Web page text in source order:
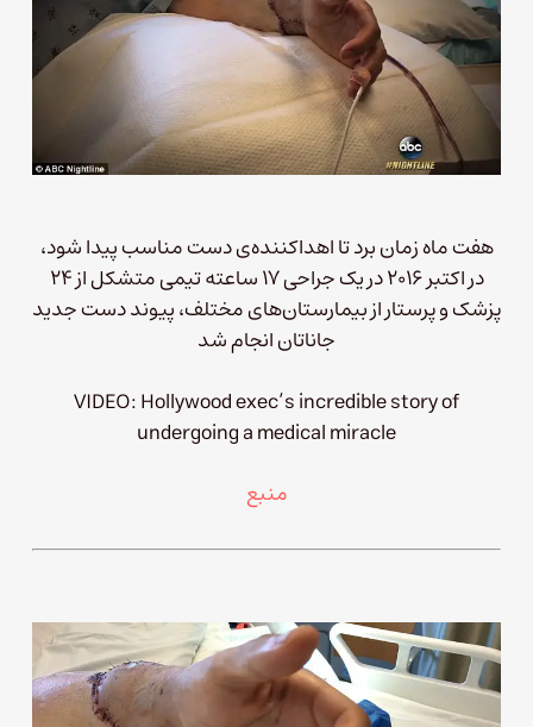
هفت ماه زمان برد تا اهداکننده‌ی دست مناسب پیدا شود،
در اکتبر ۲۰۱۶ در یک جراحی ۱۷ ساعته تیمی متشکل از ۲۴
پزشک و پرستار از بیمارستان‌های مختلف، پیوند دست جدید
جاناتان انجام شد
VIDEO: Hollywood exec’s incredible story of
undergoing a medical miracle
منبع